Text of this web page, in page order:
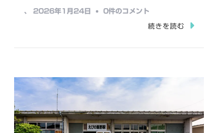
中…
、 2026年1月24日 西
の
0件のコメント
続きを読む